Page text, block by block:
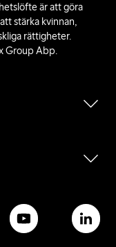
är att göra
stärka kvinnan,
rättigheter.
Group Abp.